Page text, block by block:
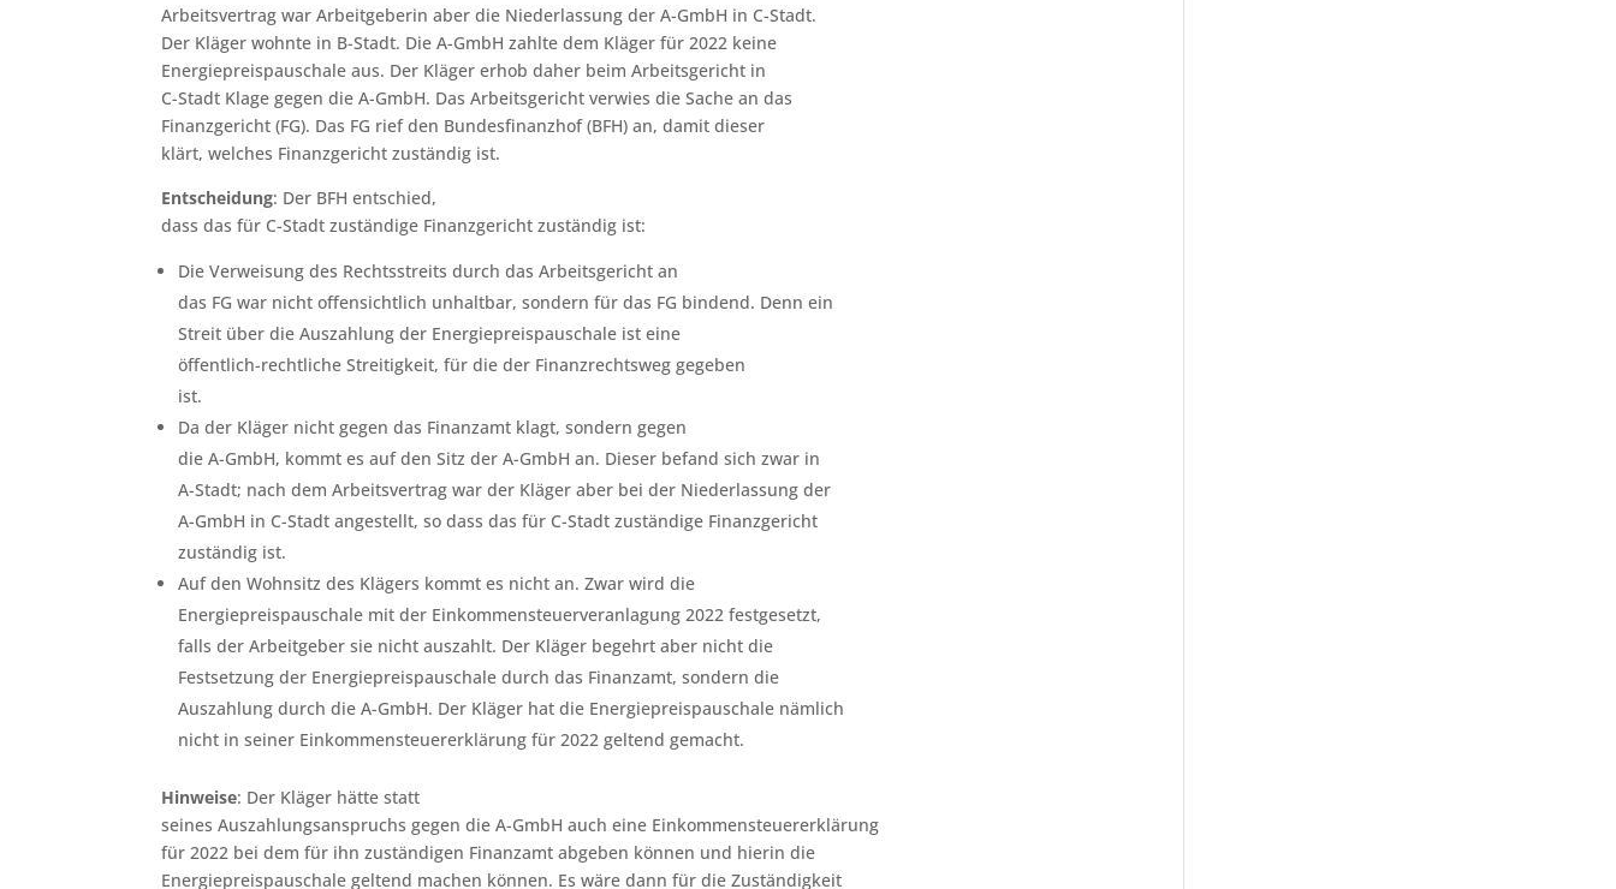
Arbeitsvertrag war Arbeitgeberin aber die Niederlassung der A-GmbH in C-Stadt.
Der Kläger wohnte in B-Stadt. Die A-GmbH zahlte dem Kläger für 2022 keine
Energiepreispauschale aus. Der Kläger erhob daher beim Arbeitsgericht in
C-Stadt Klage gegen die A-GmbH. Das Arbeitsgericht verwies die Sache an das
Finanzgericht (FG). Das FG rief den Bundesfinanzhof (BFH) an, damit dieser
klärt, welches Finanzgericht zuständig ist.
Entscheidung: Der BFH entschied,
dass das für C-Stadt zuständige Finanzgericht zuständig ist:
Die Verweisung des Rechtsstreits durch das Arbeitsgericht an
das FG war nicht offensichtlich unhaltbar, sondern für das FG bindend. Denn ein
Streit über die Auszahlung der Energiepreispauschale ist eine
öffentlich-rechtliche Streitigkeit, für die der Finanzrechtsweg gegeben
ist.
Da der Kläger nicht gegen das Finanzamt klagt, sondern gegen
die A-GmbH, kommt es auf den Sitz der A-GmbH an. Dieser befand sich zwar in
A-Stadt; nach dem Arbeitsvertrag war der Kläger aber bei der Niederlassung der
A-GmbH in C-Stadt angestellt, so dass das für C-Stadt zuständige Finanzgericht
zuständig ist.
Auf den Wohnsitz des Klägers kommt es nicht an. Zwar wird die
Energiepreispauschale mit der Einkommensteuerveranlagung 2022 festgesetzt,
falls der Arbeitgeber sie nicht auszahlt. Der Kläger begehrt aber nicht die
Festsetzung der Energiepreispauschale durch das Finanzamt, sondern die
Auszahlung durch die A-GmbH. Der Kläger hat die Energiepreispauschale nämlich
nicht in seiner Einkommensteuererklärung für 2022 geltend gemacht.
Hinweise: Der Kläger hätte statt
seines Auszahlungsanspruchs gegen die A-GmbH auch eine Einkommensteuererklärung
für 2022 bei dem für ihn zuständigen Finanzamt abgeben können und hierin die
Energiepreispauschale geltend machen können. Es wäre dann für die Zuständigkeit